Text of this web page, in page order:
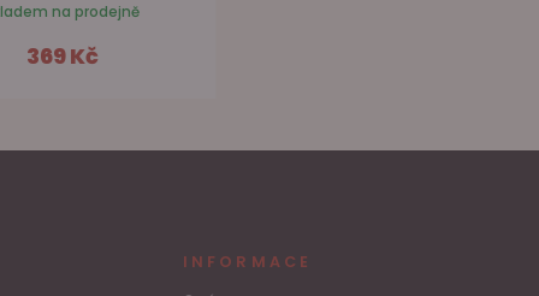
na prodejně
369 Kč
INFORMACE